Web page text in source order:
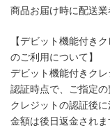
商品お届け時に配送業
【デビット機能付き
のご利用について】
デビット機能付きク
認証時点で、ご指定の
クレジットの認証後
金額は後日返金され